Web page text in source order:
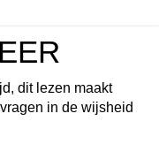
dit lezen maakt
in de wijsheid